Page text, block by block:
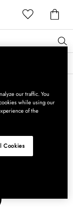
→
our traffic. You
while using our
of the
Cookies